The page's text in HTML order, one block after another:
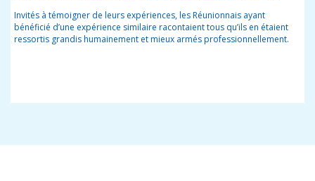
Invités à témoigner de leurs expériences, les Réunionnais ayant
bénéficié d’une expérience similaire racontaient tous qu’ils en étaient
ressortis grandis humainement et mieux armés professionnellement.